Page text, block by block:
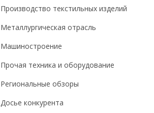
Производство текстильных изделий
Металлургическая отрасль
Машиностроение
Прочая техника и оборудование
Региональные обзоры
Досье конкурента